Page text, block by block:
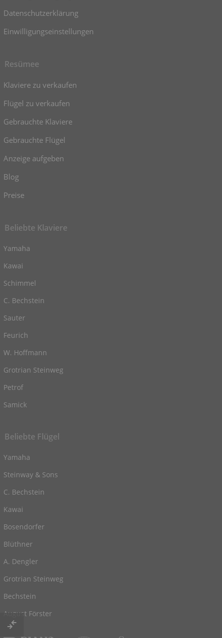
Datenschutzerklärung
Einwilligungseinstellungen
Resümee
Klaviere zu verkaufen
Flügel zu verkaufen
Gebrauchte Klaviere
Gebrauchte Flügel
Anzeige aufgeben
Blog
Preise
Beliebte Klaviere
Yamaha
Kawai
Schimmel
C. Bechstein
Sauter
Feurich
W. Hoffmann
Grotrian Steinweg
Petrof
Samick
Beliebte Flügel
Yamaha
Steinway & Sons
C. Bechstein
Kawai
Bosendorfer
Blüthner
A. Dengler
Grotrian Steinweg
Bechstein
August Förster